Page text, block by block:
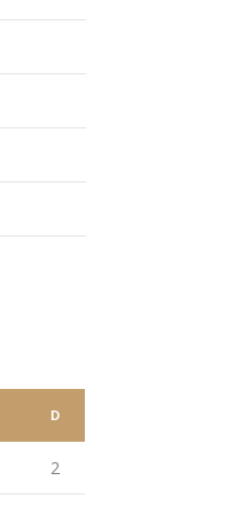
D
2